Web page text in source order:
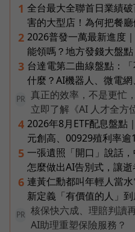
1 全台最大全聯首日業績
害的大型店！為何把餐
2 2026普發一萬最新進度
能領嗎？地方發錢大盤點
3 台達電第二曲線盤點：
什麼？AI機器人、微電
PR
真正的效率，不是更忙
立即了解《AI 人才全方
4 2026年8月ETF配息盤點
元創高、00929殖利率逾
5 一張遺照「開口」說話
怎麼做出AI告別式，讓逝
6 連黃仁勳都叫年輕人當
新定義「有價值的人」
PR
核保快六成、理賠判讀
AI助理重塑保險服務？